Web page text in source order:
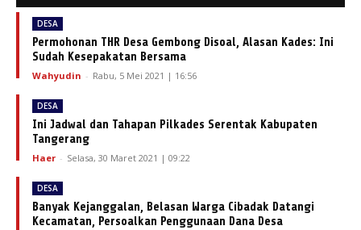
DESA
Permohonan THR Desa Gembong Disoal, Alasan Kades: Ini
Sudah Kesepakatan Bersama
Wahyudin - Rabu, 5 Mei 2021 | 16:56
DESA
Ini Jadwal dan Tahapan Pilkades Serentak Kabupaten
Tangerang
Haer - Selasa, 30 Maret 2021 | 09:22
DESA
Banyak Kejanggalan, Belasan Warga Cibadak Datangi
Kecamatan, Persoalkan Penggunaan Dana Desa